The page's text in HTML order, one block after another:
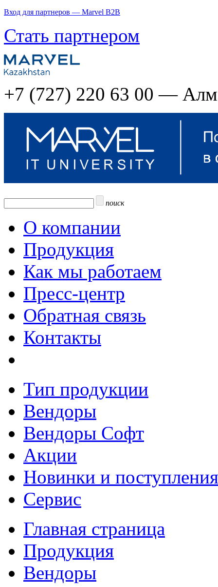
Вход для партнеров — Marvel B2B
Стать партнером
+7 (727) 220 63 00 —
поиск
О компании
Продукция
Как мы работаем
Пресс-центр
Обратная связь
Контакты
Тип продукции
Вендоры
Вендоры Софт
Акции
Новинки и поступления
Сервис
Главная страница
Продукция
Вендоры